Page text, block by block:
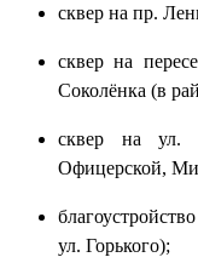
сквер на пр.
сквер на
Соколёнка (в
сквер на ул.
Офицерской,
ул. Горького);